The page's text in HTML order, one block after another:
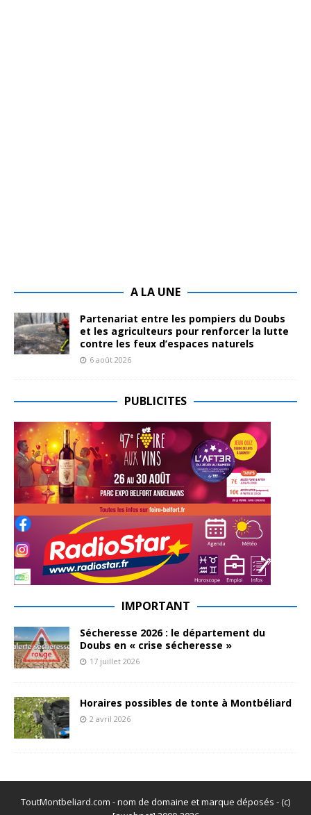
A LA UNE
Partenariat entre les pompiers du Doubs
et les agriculteurs pour renforcer la lutte
contre les feux d’espaces naturels
6 août 2026
PUBLICITES
IMPORTANT
Sécheresse 2026 : le département du
Doubs en « crise sécheresse »
17 juillet 2026
Horaires possibles de tonte à Montbéliard
2 avril 2026
ToutMontbeliard.com - nom de domaine et marque déposés - (c)